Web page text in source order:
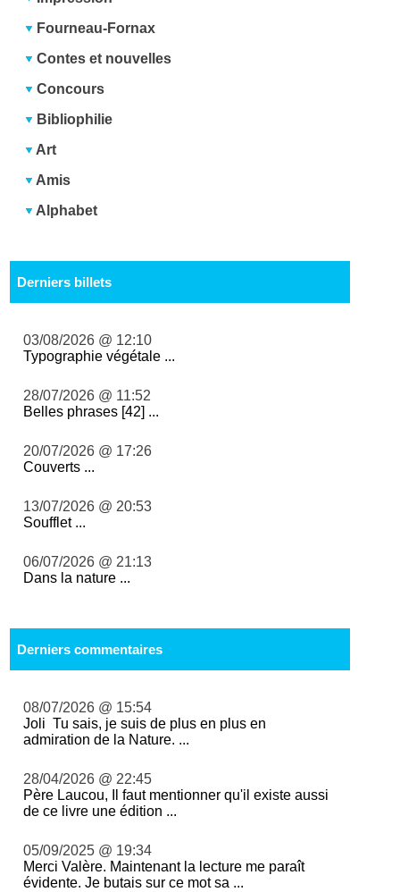
Fourneau-Fornax
Contes et nouvelles
Concours
Bibliophilie
Art
Amis
Alphabet
Derniers billets
03/08/2026 @ 12:10
Typographie végétale ...
28/07/2026 @ 11:52
Belles phrases [42] ...
20/07/2026 @ 17:26
Couverts ...
13/07/2026 @ 20:53
Soufflet ...
06/07/2026 @ 21:13
Dans la nature ...
Derniers commentaires
08/07/2026 @ 15:54
Joli Tu sais, je suis de plus en plus en
admiration de la Nature. ...
28/04/2026 @ 22:45
Père Laucou, Il faut mentionner qu'il existe aussi
de ce livre une édition ...
05/09/2025 @ 19:34
Merci Valère. Maintenant la lecture me paraît
évidente. Je butais sur ce mot sa ...